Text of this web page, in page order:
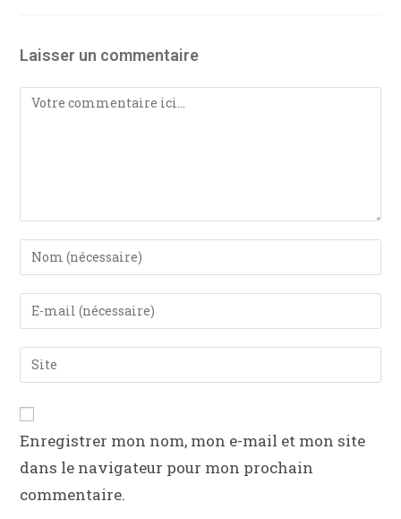
Laisser un commentaire
Enregistrer mon nom, mon e-mail et mon site
dans le navigateur pour mon prochain
commentaire.